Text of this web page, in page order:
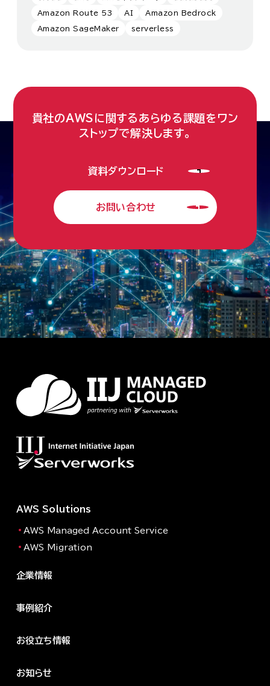
Amazon Route 53 AI Amazon Bedrock
Amazon SageMaker serverless
貴社のAWSに関するあらゆる課題をワン
ストップで解決します。
資料ダウンロード
お問い合わせ
AWS Solutions
AWS Managed Account Service
AWS Migration
企業情報
事例紹介
お役立ち情報
お知らせ